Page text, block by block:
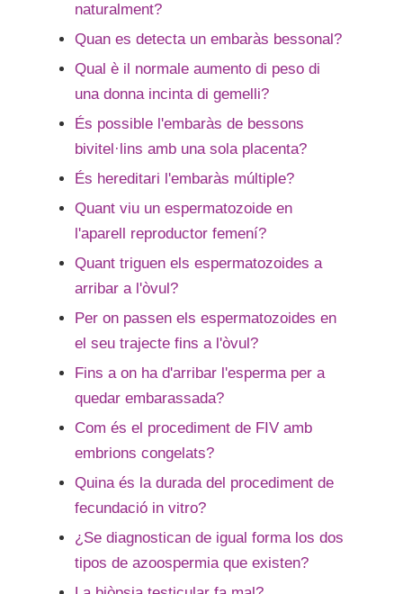
naturalment?
Quan es detecta un embaràs bessonal?
Qual è il normale aumento di peso di
una donna incinta di gemelli?
És possible l'embaràs de bessons
bivitel·lins amb una sola placenta?
És hereditari l'embaràs múltiple?
Quant viu un espermatozoide en
l'aparell reproductor femení?
Quant triguen els espermatozoides a
arribar a l'òvul?
Per on passen els espermatozoides en
el seu trajecte fins a l'òvul?
Fins a on ha d'arribar l'esperma per a
quedar embarassada?
Com és el procediment de FIV amb
embrions congelats?
Quina és la durada del procediment de
fecundació in vitro?
¿Se diagnostican de igual forma los dos
tipos de azoospermia que existen?